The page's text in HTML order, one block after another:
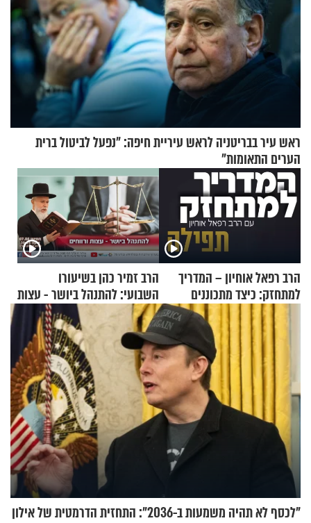
ראש עיר בבריטניה לראש עיריית חיפה: ״נפעל לביטול ברית
הערים התאומות״
הרב רפאל אוחיון – המדריך
למתחזק: כיצד מתכוננים
לתפילה?
הרב זמיר כהן בשיעורו
השבועי: להתנהל ביושר - עצות
ורווחים
"לכסף לא תהיה משמעות ב-2036": התחזית הדרמטית של אילון